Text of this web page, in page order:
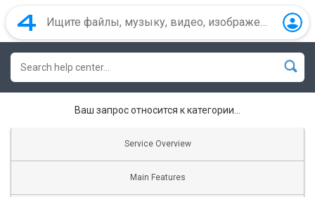
Ваш запрос относится к категории...
Service Overview
Main Features